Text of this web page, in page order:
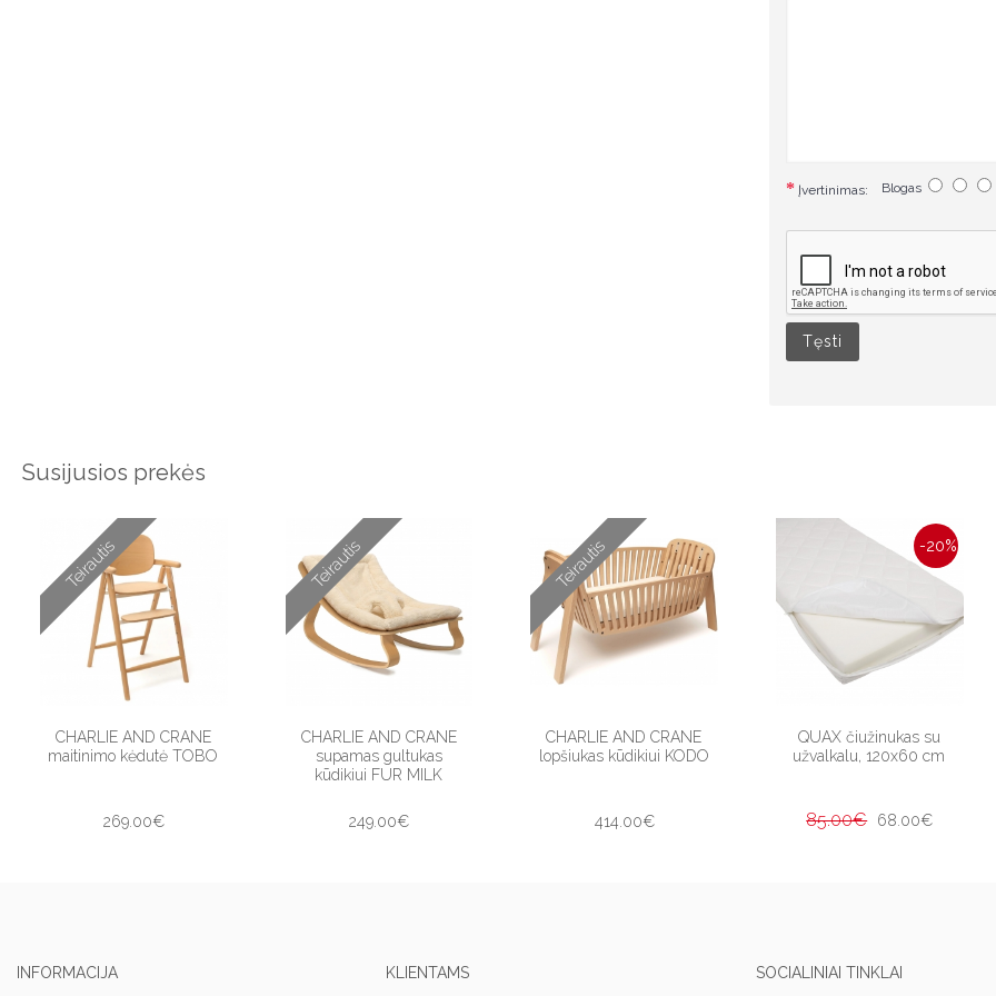
Įvertinimas: Blogas
Tęsti
Susijusios prekės
Teirautis
CHARLIE AND CRANE
maitinimo kėdutė TOBO
269.00€
Teirautis
CHARLIE AND CRANE
supamas gultukas
kūdikiui FUR MILK
249.00€
Teirautis
CHARLIE AND CRANE
lopšiukas kūdikiui KODO
414.00€
-20%
QUAX čiužinukas su
užvalkalu, 120x60 cm
85.00€ 68.00€
INFORMACIJA KLIENTAMS SOCIALINIAI TINKLAI